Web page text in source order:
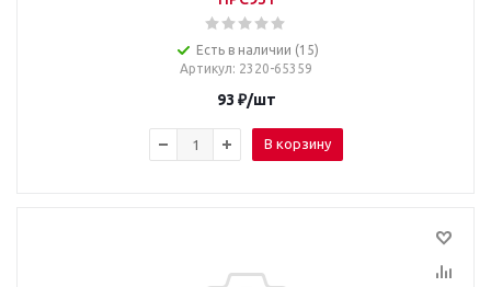
Есть в наличии (15)
Артикул: 2320-65359
93 ₽/шт
В корзину